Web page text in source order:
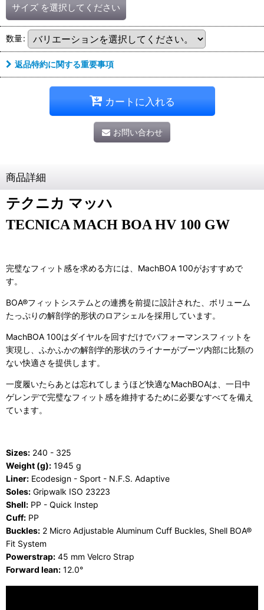
サイズ を選択してください
数量:
返品特約に関する重要事項
カートに入れる
お問い合わせ
商品詳細
テクニカ マッハ
TECNICA MACH BOA HV 100 GW
完璧なフィット感を求める方には、MachBOA 100がおすすめで
す。
BOA®フィットシステムとの連携を前提に設計された、ボリューム
たっぷりの解剖学的形状のロアシェルを採用しています。
MachBOA 100はダイヤルを回すだけでパフォーマンスフィットを
実現し、ふかふかの解剖学的形状のライナーがブーツ内部に比類の
ない快適さを提供します。
一度履いたらあとは忘れてしまうほど快適なMachBOAは、一日中
ゲレンデで完璧なフィット感を維持するために必要なすべてを備え
ています。
Sizes: 240 - 325
Weight (g): 1945 g
Liner: Ecodesign - Sport - N.F.S. Adaptive
Soles: Gripwalk ISO 23223
Shell: PP - Quick Instep
Cuff: PP
Buckles: 2 Micro Adjustable Aluminum Cuff Buckles, Shell BOA®
Fit System
Powerstrap: 45 mm Velcro Strap
Forward lean: 12.0°